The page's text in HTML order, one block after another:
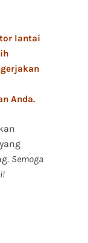
lantai
Anda.
Semoga